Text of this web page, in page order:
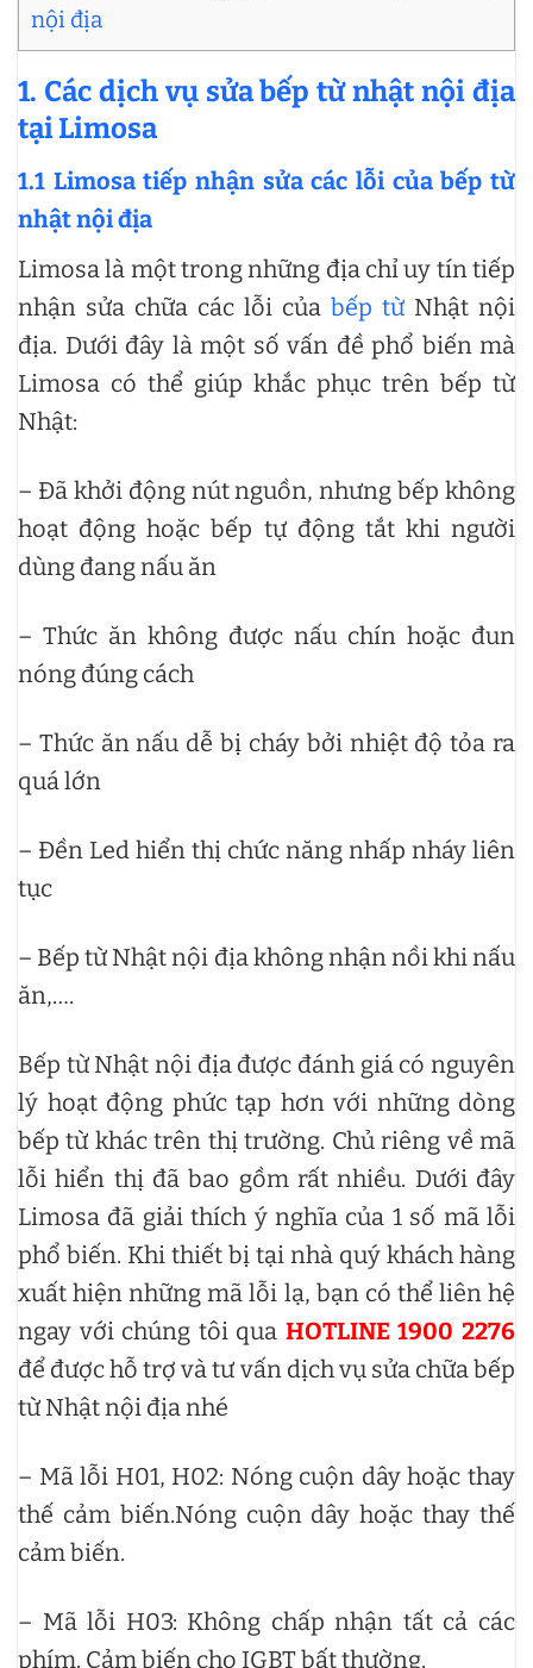
nội địa
1. Các dịch vụ sửa bếp từ nhật nội địa
tại Limosa
1.1 Limosa tiếp nhận sửa các lỗi của bếp từ
nhật nội địa
Limosa là một trong những địa chỉ uy tín tiếp
nhận sửa chữa các lỗi của bếp từ Nhật nội
địa. Dưới đây là một số vấn đề phổ biến mà
Limosa có thể giúp khắc phục trên bếp từ
Nhật:
– Đã khởi động nút nguồn, nhưng bếp không
hoạt động hoặc bếp tự động tắt khi người
dùng đang nấu ăn
– Thức ăn không được nấu chín hoặc đun
nóng đúng cách
– Thức ăn nấu dễ bị cháy bởi nhiệt độ tỏa ra
quá lớn
– Đền Led hiển thị chức năng nhấp nháy liên
tục
– Bếp từ Nhật nội địa không nhận nồi khi nấu
ăn,….
Bếp từ Nhật nội địa được đánh giá có nguyên
lý hoạt động phức tạp hơn với những dòng
bếp từ khác trên thị trường. Chủ riêng về mã
lỗi hiển thị đã bao gồm rất nhiều. Dưới đây
Limosa đã giải thích ý nghĩa của 1 số mã lỗi
phổ biến. Khi thiết bị tại nhà quý khách hàng
xuất hiện những mã lỗi lạ, bạn có thể liên hệ
ngay với chúng tôi qua HOTLINE 1900 2276
để được hỗ trợ và tư vấn dịch vụ sửa chữa bếp
từ Nhật nội địa nhé
– Mã lỗi H01, H02: Nóng cuộn dây hoặc thay
thế cảm biến.Nóng cuộn dây hoặc thay thế
cảm biến.
– Mã lỗi H03: Không chấp nhận tất cả các
phím. Cảm biến cho IGBT bất thường.